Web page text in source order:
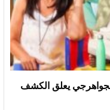
يعلق الكشف